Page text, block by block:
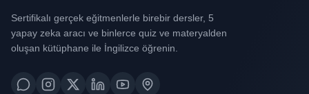
Sertifikalı gerçek eğitmenlerle birebir dersler, 5
yapay zeka aracı ve binlerce quiz ve materyalden
oluşan kütüphane ile İngilizce öğrenin.